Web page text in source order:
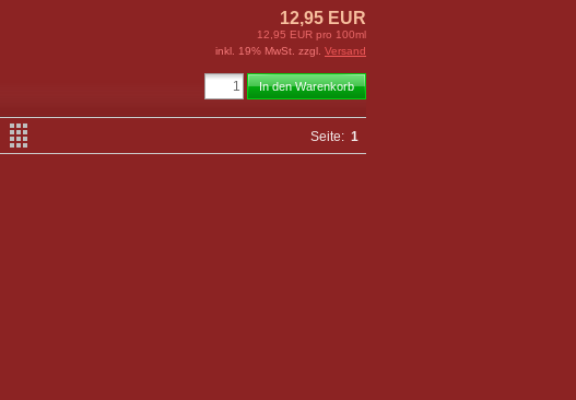
12,95 EUR
12,95 EUR pro 100ml
inkl. 19% MwSt. zzgl. Versand
In den Warenkorb
Seite: 1